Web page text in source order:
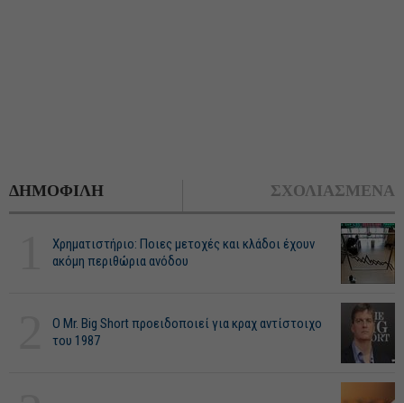
ΔΗΜΟΦΙΛΗ ΣΧΟΛΙΑΣΜΕΝΑ
Χρηματιστήριο: Ποιες μετοχές και κλάδοι έχουν
ακόμη περιθώρια ανόδου
O Mr. Big Short προειδοποιεί για κραχ αντίστοιχο
του 1987